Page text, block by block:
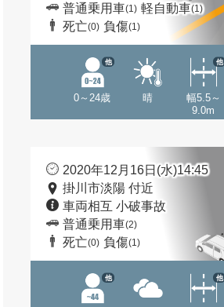
普通乗用車(1) 軽自動車(1)
死亡(0) 負傷(1)
0～24歳
他
晴
幅5.5～
9.0m
他
2020年12月16日(水)14:45
掛川市淡陽 付近
車両相互 小破事故
普通乗用車(2)
死亡(0) 負傷(1)
他 他